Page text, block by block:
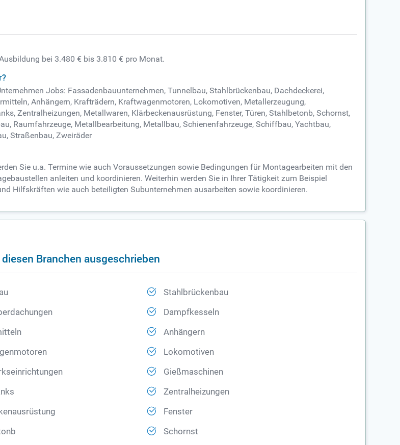
bei 3.480 € bis 3.810 € pro Monat.
Jobs: Fassadenbauunternehmen, Tunnelbau, Stahlbrückenbau, Dachdeckerei,
Anhängern, Krafträdern, Kraftwagenmotoren, Lokomotiven, Metallerzeugung,
Zentralheizungen, Metallwaren, Klärbeckenausrüstung, Fenster, Türen, Stahlbetonb, Schornst,
Raumfahrzeuge, Metallbearbeitung, Metallbau, Schienenfahrzeuge, Schiffbau, Yachtbau,
Straßenbau, Zweiräder
Sie u.a. Termine wie auch Voraussetzungen sowie Bedingungen für Montagearbeiten mit den
anleiten und koordinieren. Weiterhin werden Sie in Ihrer Tätigkeit zum Beispiel
Hilfskräften wie auch beteiligten Subunternehmen ausarbeiten sowie koordinieren.
Branchen ausgeschrieben
Stahlbrückenbau
Dampfkesseln
Anhängern
Lokomotiven
Gießmaschinen
Zentralheizungen
Fenster
Schornst